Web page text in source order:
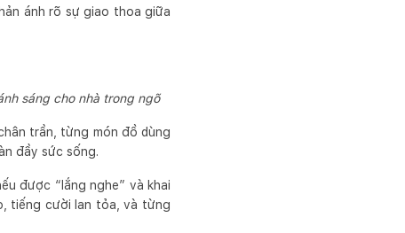
ánh rõ sự giao thoa giữa
sáng cho nhà trong ngõ
trần, từng món đồ dùng
đầy sức sống.
được “lắng nghe” và khai
tiếng cười lan tỏa, và từng